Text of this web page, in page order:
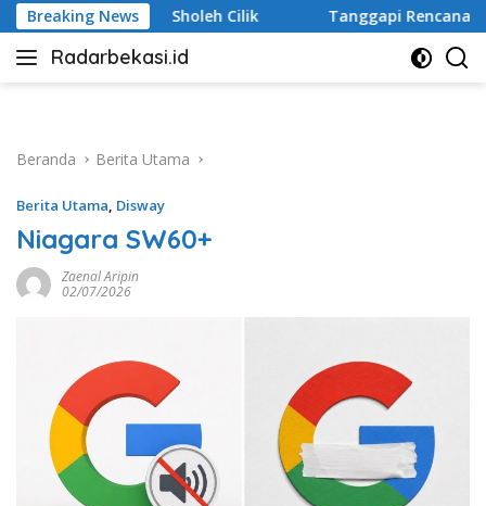
Langsung
ke
konten
Breaking News
Tanggapi Rencana Tugu Peringatan, Paguyuban
Radarbekasi.id
Berita
Beranda
Berita Utama
Berita Utama, Disway
Niagara SW60+
Zaenal Aripin
02/07/2026